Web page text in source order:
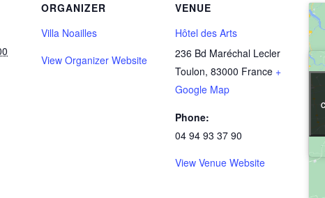
ORGANIZER
Villa Noailles
View Organizer Website
VENUE
Hôtel des Arts
236 Bd Maréchal Lecler
Toulon, 83000 France +
Google Map
Phone:
04 94 93 37 90
View Venue Website